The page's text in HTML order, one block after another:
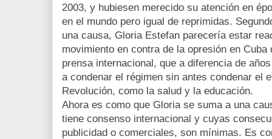
2003, y hubiesen merecido su atención en
en el mundo pero igual de reprimidas.
una causa, Gloria Estefan parecería estar
movimiento en contra de la opresión en
prensa internacional, que a diferencia de
a condenar el régimen sin antes condenar el
Revolución, como la salud y la educación.
Ahora es como que Gloria se suma a una
tiene consenso internacional y cuyas
publicidad o comerciales, son mínimas. Es